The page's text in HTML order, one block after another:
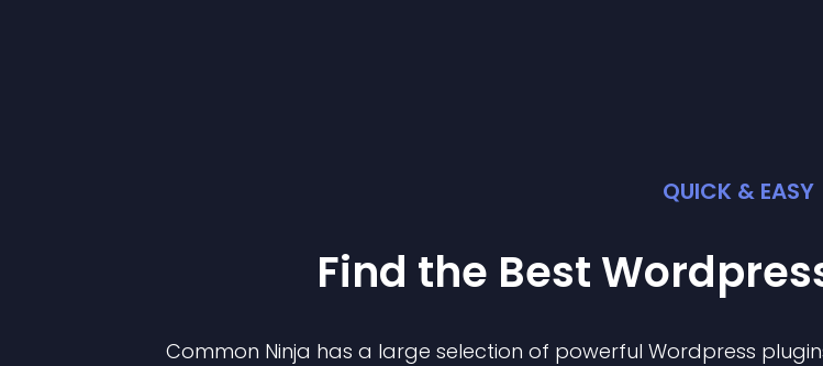
QUICK & EASY
Find the Best
Common Ninja has a large selection of powerful Wordpress plugin